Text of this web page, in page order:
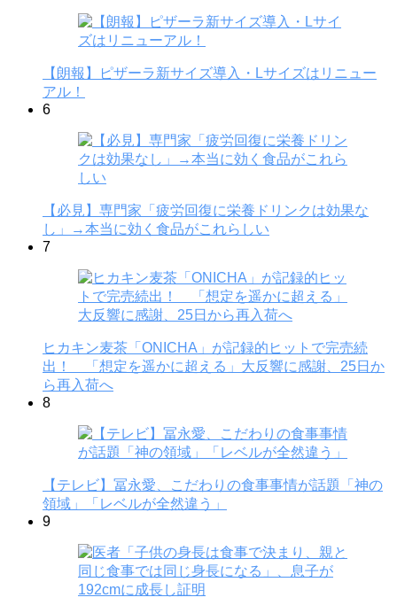
【朗報】ピザーラ新サイズ導入・Lサイズはリニュー
アル！
6
【必見】専門家「疲労回復に栄養ドリンクは効果な
し」→本当に効く食品がこれらしい
7
ヒカキン麦茶「ONICHA」が記録的ヒットで完売続
出！ 「想定を遥かに超える」大反響に感謝、25日か
ら再入荷へ
8
【テレビ】冨永愛、こだわりの食事事情が話題「神の
領域」「レベルが全然違う」
9